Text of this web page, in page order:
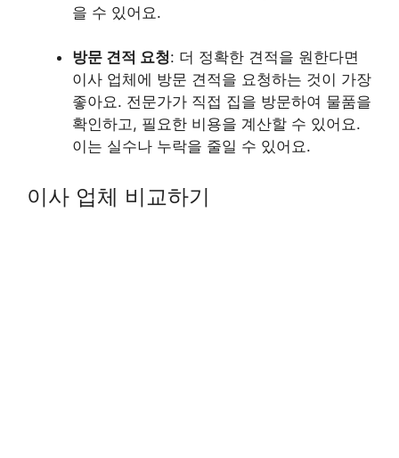
을 수 있어요.
방문 견적 요청: 더 정확한 견적을 원한다면
이사 업체에 방문 견적을 요청하는 것이 가장
좋아요. 전문가가 직접 집을 방문하여 물품을
확인하고, 필요한 비용을 계산할 수 있어요.
이는 실수나 누락을 줄일 수 있어요.
이사 업체 비교하기